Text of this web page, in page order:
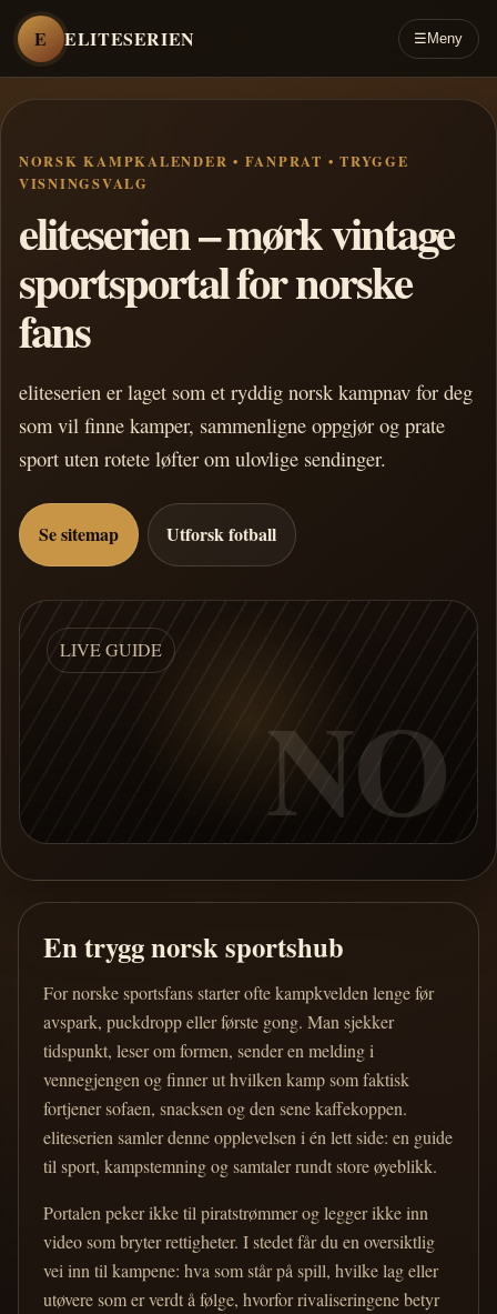
E ELITESERIEN ☰ Meny
NORSK KAMPKALENDER • FANPRAT • TRYGGE
VISNINGSVALG
eliteserien – mørk vintage
sportsportal for norske
fans
eliteserien er laget som et ryddig norsk kampnav for deg
som vil finne kamper, sammenligne oppgjør og prate
sport uten rotete løfter om ulovlige sendinger.
Se sitemap Utforsk fotball
LIVE GUIDE
NO
En trygg norsk sportshub
For norske sportsfans starter ofte kampkvelden lenge før
avspark, puckdropp eller første gong. Man sjekker
tidspunkt, leser om formen, sender en melding i
vennegjengen og finner ut hvilken kamp som faktisk
fortjener sofaen, snacksen og den sene kaffekoppen.
eliteserien samler denne opplevelsen i én lett side: en guide
til sport, kampstemning og samtaler rundt store øyeblikk.
Portalen peker ikke til piratstrømmer og legger ikke inn
video som bryter rettigheter. I stedet får du en oversiktlig
vei inn til kampene: hva som står på spill, hvilke lag eller
utøvere som er verdt å følge, hvorfor rivaliseringene betyr